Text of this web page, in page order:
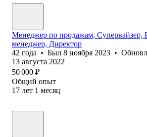
Менеджер по продажам, Супервайзер,
менеджер, Директор
42 года • Был 8 ноября 2023 •
13 августа 2022
50 000 ₽
Общий опыт
17 лет 1 месяц